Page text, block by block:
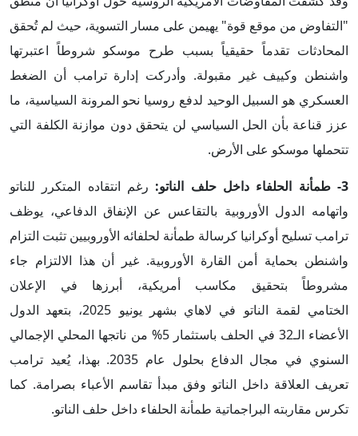
"التفاوض من موقع قوة" يهيمن على مسار التسوية، حيث لم تُحقق
المحادثات تقدماً حقيقياً بسبب طرح موسكو شروطاً اعتبرتها
واشنطن وكييف غير مقبولة. وأدركت إدارة ترامب أن الضغط
العسكري هو السبيل الوحيد لدفع روسيا نحو المرونة السياسية، ما
عزز قناعة بأن الحل السياسي لن يتحقق دون موازنة الكلفة التي
تتحملها موسكو على الأرض.
3- طمأنة الحلفاء داخل حلف الناتو:
رغم انتقاده المتكرر للناتو
واتهامه الدول الأوروبية بالتقاعس عن الإنفاق الدفاعي، يوظف
ترامب تسليح أوكرانيا كرسالة طمأنة لحلفائه الأوروبيين تثبت التزام
واشنطن بحماية أمن القارة الأوروبية. غير أن هذا الالتزام جاء
مشروطاً بتحقيق مكاسب أمريكية، أبرزها
في الإعلان
الختامي لقمة الناتو في لاهاي بشهر يونيو 2025، بتعهد
الدول
الأعضاء الـ32 في الحلف باستثمار 5% من ناتجها المحلي الإجمالي
السنوي في مجال الدفاع بحلول عام 2035. بهذا، يُعيد ترامب
تعريف العلاقة داخل الناتو وفق مبدأ تقاسم الأعباء بصرامة. كما
تكرس مقاربته البراجماتية طمأنة الحلفاء داخل حلف الناتو.